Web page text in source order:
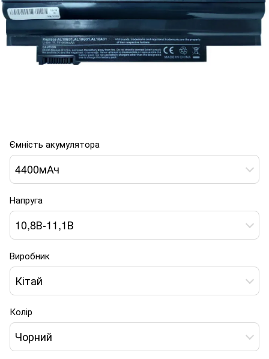
Ємність акумулятора
4400мАч
Напруга
10,8В-11,1В
Виробник
Кітай
Колір
Чорний